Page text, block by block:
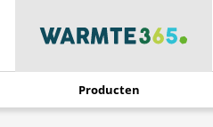
Producten